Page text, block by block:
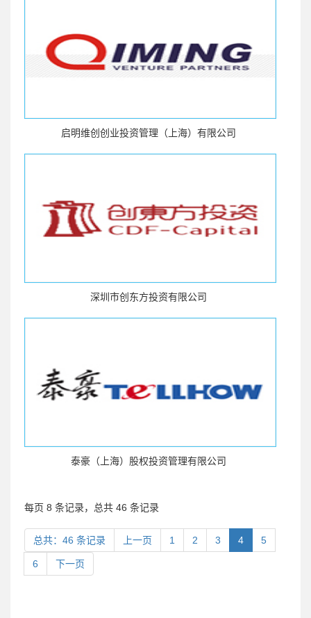
启明维创创业投资管理（上海）有限公司
深圳市创东方投资有限公司
泰豪（上海）股权投资管理有限公司
每页 8 条记录，总共 46 条记录
总共：46 条记录 上一页 1 2 3 4 5
6 下一页